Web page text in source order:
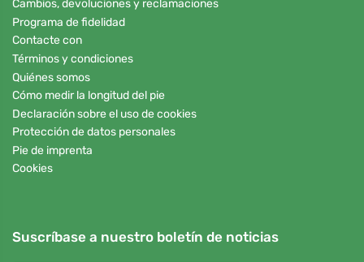
Cambios, devoluciones y reclamaciones
Programa de fidelidad
Contacte con
Términos y condiciones
Quiénes somos
Cómo medir la longitud del pie
Declaración sobre el uso de cookies
Protección de datos personales
Pie de imprenta
Cookies
Suscríbase a nuestro boletín de noticias